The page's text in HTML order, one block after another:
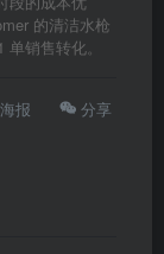
的清洁水枪
销售转化。
报 分享